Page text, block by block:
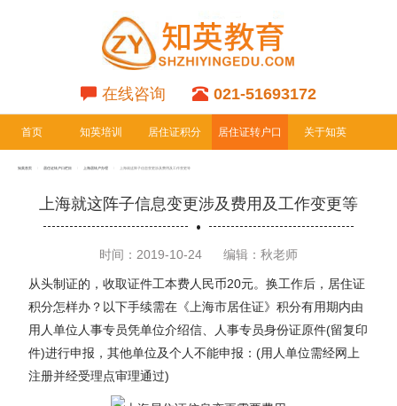
在线咨询 021-51693172
首页 知英培训 居住证积分
专栏
居住证转户口 关于知英
知英首页 居住证转户口栏目 上海居转户办理 上海就这阵子信息变更涉及费用及工作变更等
上海就这阵子信息变更涉及费用及工作变更等
时间：2019-10-24 编辑：秋老师
从头制证的，收取证件工本费人民币20元。换工作后，居住证
积分怎样办？以下手续需在《上海市居住证》积分有用期内由
用人单位人事专员凭单位介绍信、人事专员身份证原件(留复印
件)进行申报，其他单位及个人不能申报：(用人单位需经网上
注册并经受理点审理通过)